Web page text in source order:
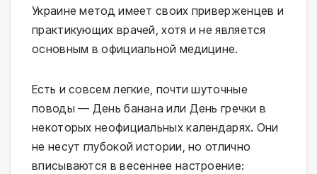
Украине метод имеет своих приверженцев и
практикующих врачей, хотя и не является
основным в официальной медицине.
Есть и совсем легкие, почти шуточные
поводы — День банана или День гречки в
некоторых неофициальных календарях. Они
не несут глубокой истории, но отлично
вписываются в весеннее настроение: